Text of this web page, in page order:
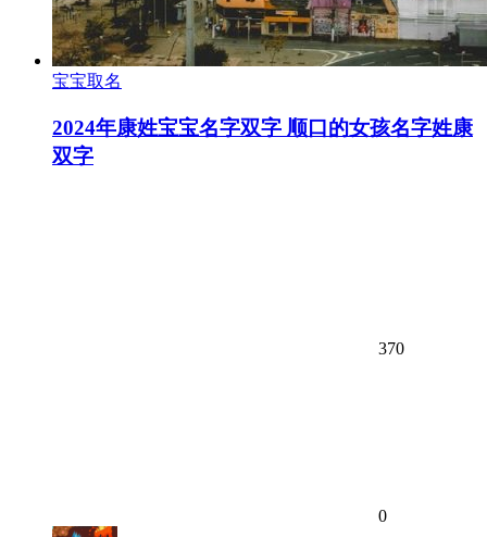
宝宝取名
2024年康姓宝宝名字双字 顺口的女孩名字姓康
双字
370
0